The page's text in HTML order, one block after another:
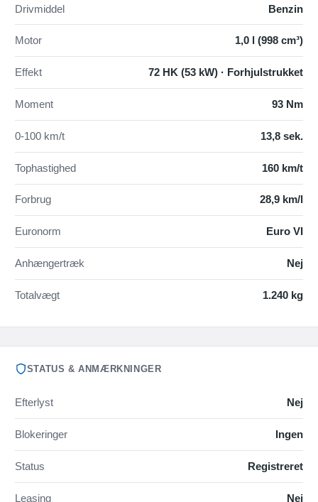
Drivmiddel Benzin
Motor 1,0 l (998 cm³)
Effekt 72 HK (53 kW) · Forhjulstrukket
Moment 93 Nm
0-100 km/t 13,8 sek.
Tophastighed 160 km/t
Forbrug 28,9 km/l
Euronorm Euro VI
Anhængertræk Nej
Totalvægt 1.240 kg
STATUS & ANMÆRKNINGER
Efterlyst Nej
Blokeringer Ingen
Status Registreret
Leasing Nej